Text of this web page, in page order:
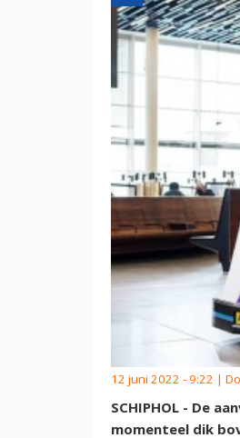
12 juni 2022 - 9:22 |
SCHIPHOL - De
momenteel dik